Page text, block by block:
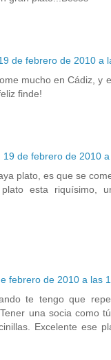
de febrero de 2010 a
mucho en Cádiz, y
finde!
19 de febrero de 2010
plato, es que se
esta riquísimo,
febrero de 2010 a las
te tengo que
una socia como
Excelente ese